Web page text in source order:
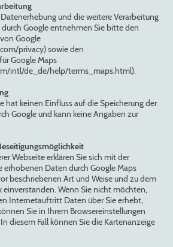
und die weitere Verarbeitung
Google entnehmen Sie bitte den
Google
privacy) sowie den
Google Maps
intl/de_de/help/terms_maps.html).
hat keinen Einfluss auf die Speicherung der
Google und kann keine Angaben zur
Webseite erklären Sie sich mit der
erhobenen Daten durch Google Maps
beschriebenen Art und Weise und zu dem
einverstanden. Wenn Sie nicht möchten,
Internetauftritt Daten über Sie erhebt,
Sie in Ihrem Browsereinstellungen
diesem Fall können Sie die Kartenanzeige